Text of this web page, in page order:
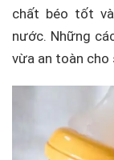
chất béo tốt
nước. Những
vừa an toàn cho